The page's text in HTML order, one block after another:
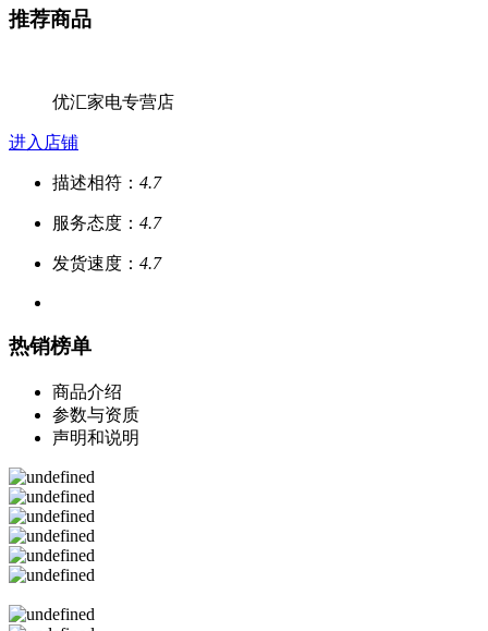
推荐商品
优汇家电专营店
进入店铺
描述相符： 4.7
服务态度： 4.7
发货速度： 4.7
热销榜单
商品介绍
参数与资质
声明和说明